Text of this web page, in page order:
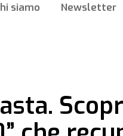
siamo Newsletter